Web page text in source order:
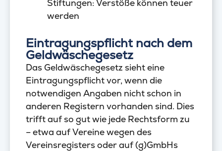
Eintragungspflicht nach dem
Geldwäschegesetz
Das Geldwäschegesetz sieht eine
Eintragungspflicht vor, wenn die
notwendigen Angaben nicht schon in
anderen Registern vorhanden sind. Dies
trifft auf so gut wie jede Rechtsform zu
– etwa auf Vereine wegen des
Vereinsregisters oder auf (g)GmbHs